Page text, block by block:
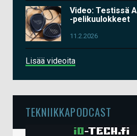
Video: Testissä
-pelikuulokkeet
11.2.2026
Lisää videoita
TEKNIIKKAPODCAST